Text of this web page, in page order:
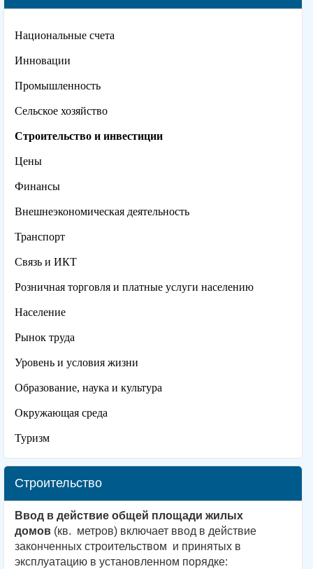
Национальные счета
Инновации
Промышленность
Сельское хозяйство
Строительство и инвестиции
Цены
Финансы
Внешнеэкономическая деятельность
Транспорт
Связь и ИКТ
Розничная торговля и платные услуги населению
Население
Рынок труда
Уровень и условия жизни
Образование, наука и культура
Окружающая среда
Туризм
Строительство
Ввод в действие общей площади жилых
домов (кв. метров) включает ввод в действие
законченных строительством и принятых в
эксплуатацию в установленном порядке: